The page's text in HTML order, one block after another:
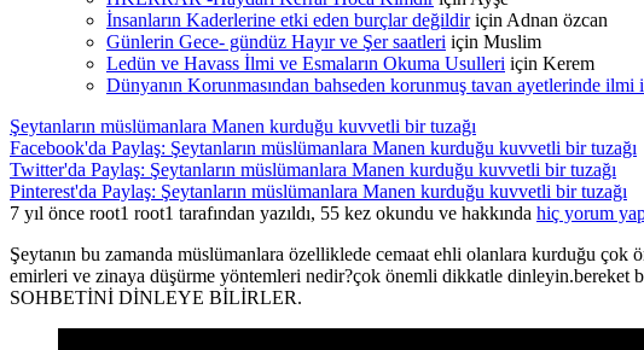
İnsanların Kaderlerine etki eden burçlar değildiriçin Adnan özcan
Günlerin Gece- gündüz Hayır ve Şer saatleri için Muslim
Ledün ve Havass İlmi ve Esmaların Okuma Usulleri için Kerem
Dünyanın Korunmasından bahseden korunmuş tavan ayetlerinde ilmi
Şeytanların müslümanlara Manen kurduğu kuvvetli bir tuzağı
Facebook'da Paylaş: Şeytanların müslümanlara Manen kurduğu kuvvetli bir tuzağı
Twitter'da Paylaş: Şeytanların müslümanlara Manen kurduğu kuvvetli bir tuzağı
Pinterest'da Paylaş: Şeytanların müslümanlara Manen kurduğu kuvvetli bir tuzağı
7 yıl önce root1 root1 tarafından yazıldı, 55 kez okundu ve hakkında hiç yorum
Şeytanın bu zamanda müslümanlara özelliklede cemaat ehli olanlara kurduğu
emirleri ve zinaya düşürme yöntemleri nedir?çok önemli dikkatle
SOHBETİNİ DİNLEYE BİLİRLER.